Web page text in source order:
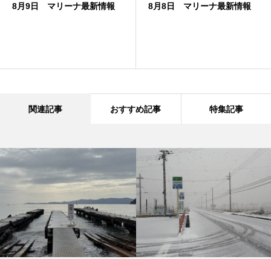
8月9日 マリーナ最新情報 8月8日 マリーナ最新情報
関連記事 おすすめ記事 特集記事